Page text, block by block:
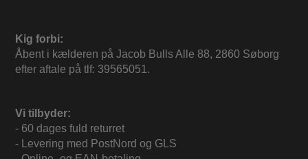
Kig forbi:
Åbent i kælderen på Jacob Bulls Alle 88, 2860 Søborg
efter aftale på tlf: 39565051.
Vi tilbyder:
- 60 dages fuld returret
- Levering med PostNord og GLS